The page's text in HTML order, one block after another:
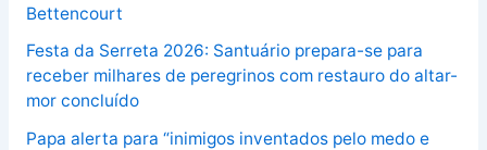
Bettencourt
Festa da Serreta 2026: Santuário prepara-se para
receber milhares de peregrinos com restauro do altar-
mor concluído
Papa alerta para “inimigos inventados pelo medo e